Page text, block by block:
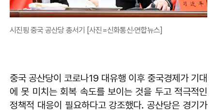
시진핑 중국 공산당 총서기 [사진=신화통신·연합뉴스]
중국 공산당이 코로나19 대유행 이후 중국경제가 기대
에 못 미치는 회복 속도를 보이는 것을 두고 적극적인
정책적 대응이 필요하다고 강조했다. 공산당은 경기가